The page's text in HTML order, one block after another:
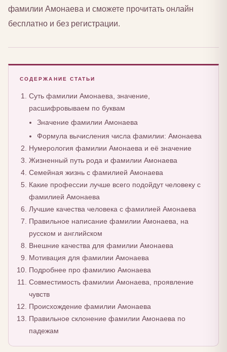
фамилии Амонаева и сможете прочитать онлайн
бесплатно и без регистрации.
СОДЕРЖАНИЕ СТАТЬИ
Суть фамилии Амонаева, значение,
расшифровываем по буквам
Значение фамилии Амонаева
Формула вычисления числа фамилии: Амонаева
Нумерология фамилии Амонаева и её значение
Жизненный путь рода и фамилии Амонаева
Семейная жизнь с фамилией Амонаева
Какие профессии лучше всего подойдут человеку с
фамилией Амонаева
Лучшие качества человека с фамилией Амонаева
Правильное написание фамилии Амонаева, на
русском и английском
Внешние качества для фамилии Амонаева
Мотивация для фамилии Амонаева
Подробнее про фамилию Амонаева
Совместимость фамилии Амонаева, проявление
чувств
Происхождение фамилии Амонаева
Правильное склонение фамилии Амонаева по
падежам